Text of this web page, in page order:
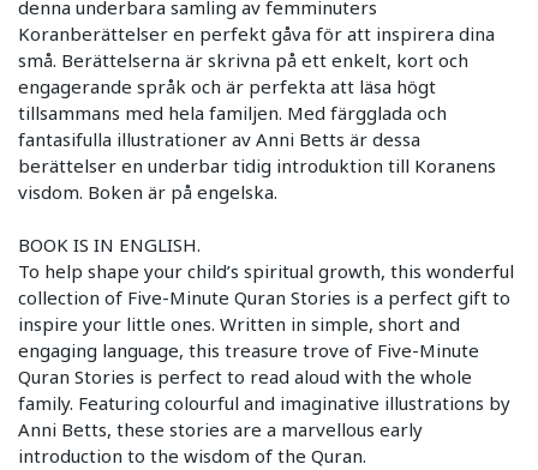
denna underbara samling av femminuters
Koranberättelser en perfekt gåva för att inspirera dina
små. Berättelserna är skrivna på ett enkelt, kort och
engagerande språk och är perfekta att läsa högt
tillsammans med hela familjen. Med färgglada och
fantasifulla illustrationer av Anni Betts är dessa
berättelser en underbar tidig introduktion till Koranens
visdom. Boken är på engelska.
BOOK IS IN ENGLISH.
To help shape your child’s spiritual growth, this wonderful
collection of Five-Minute Quran Stories is a perfect gift to
inspire your little ones. Written in simple, short and
engaging language, this treasure trove of Five-Minute
Quran Stories is perfect to read aloud with the whole
family. Featuring colourful and imaginative illustrations by
Anni Betts, these stories are a marvellous early
introduction to the wisdom of the Quran.